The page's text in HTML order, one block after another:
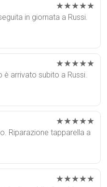
★★★★★
in giornata a Russi.
★★★★★
è arrivato subito a Russi.
★★★★★
Riparazione tapparella a
★★★★★